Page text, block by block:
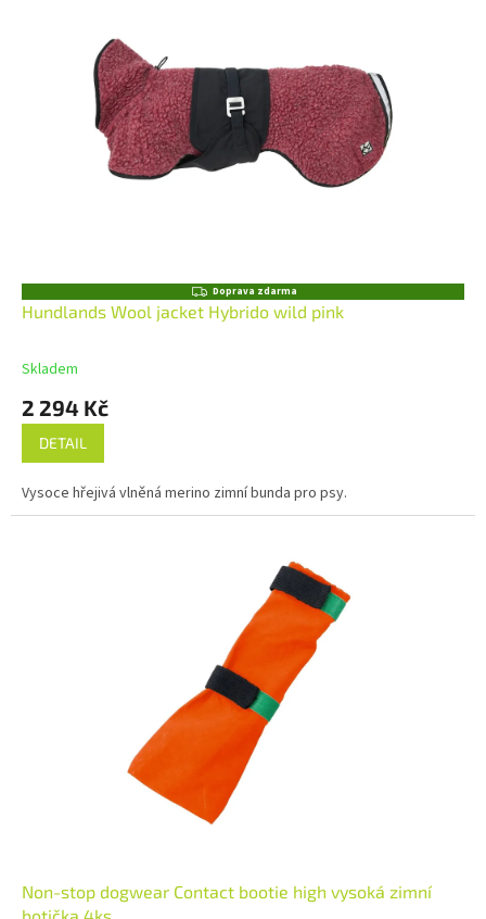
Z
D
A
Doprava zdarma
Hundlands Wool jacket Hybrido wild pink
Skladem
2 294 Kč
DETAIL
Vysoce hřejivá vlněná merino zimní bunda pro psy.
Non-stop dogwear Contact bootie high vysoká zimní